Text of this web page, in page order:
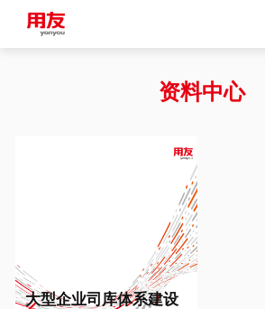
Vietnam
Europe
资料中心
大型企业司库体系建设